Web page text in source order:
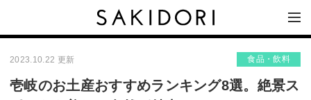
2023.10.22 更新 食品・飲料
壱岐のお土産おすすめランキング8選。絶景ス